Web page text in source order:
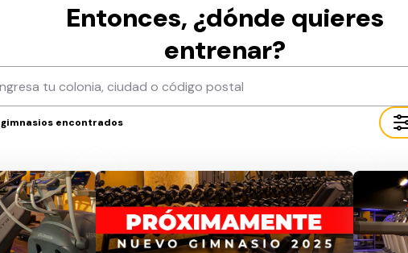
Entonces, ¿dónde quieres
entrenar?
gimnasios encontrados